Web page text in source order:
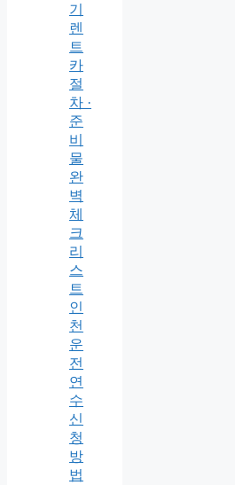
기
렌
트
카
절
차 ·
준
비
물
완
벽
체
크
리
스
트
인
천
운
전
연
수
신
청
방
법